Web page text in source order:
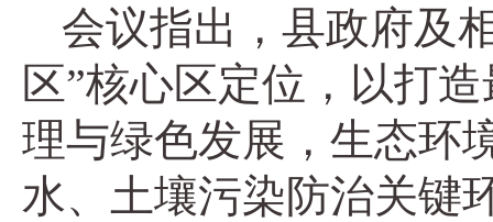
会议指出，县政府及
区”核心区定位，以打
理与绿色发展，生态环
水、土壤污染防治关键